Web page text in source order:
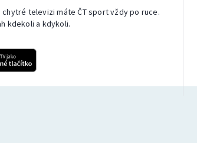
chytré televizi máte ČT sport vždy po ruce.
kdekoli a kdykoli.